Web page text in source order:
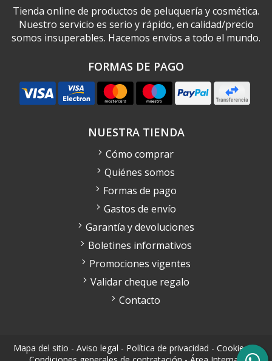
Tienda online de productos de peluquería y cosmética.
Nuestro servicio es serio y rápido, en calidad/precio
somos insuperables. Hacemos envíos a todo el mundo.
FORMAS DE PAGO
NUESTRA TIENDA
Cómo comprar
Quiénes somos
Formas de pago
Gastos de envío
Garantía y devoluciones
Boletines informativos
Promociones vigentes
Validar cheque regalo
Contacto
Mapa del sitio - Aviso legal - Política de privacidad - Cookies-